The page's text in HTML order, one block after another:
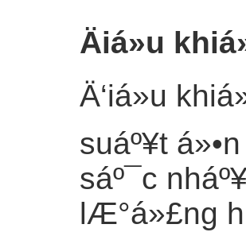
Äiá»u
Ä‘iá»u
suáº¥t
sáº¯c
lÆ°á»£ng